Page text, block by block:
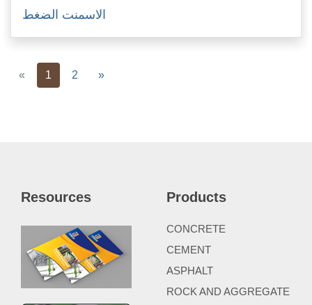
الاسمنت الضغط
« Previous
1 2 »Next
Resources Products
CONCRETE
CEMENT
ASPHALT
ROCK AND AGGREGATE